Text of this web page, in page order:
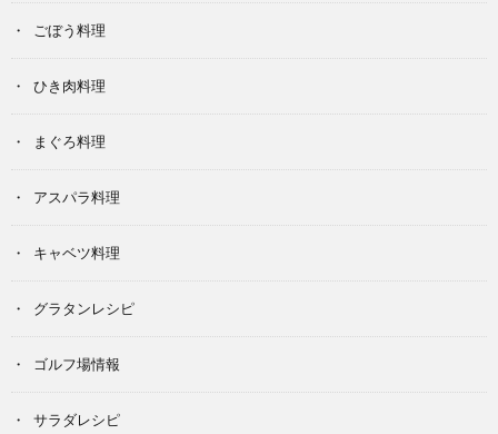
ごぼう料理
ひき肉料理
まぐろ料理
アスパラ料理
キャベツ料理
グラタンレシピ
ゴルフ場情報
サラダレシピ